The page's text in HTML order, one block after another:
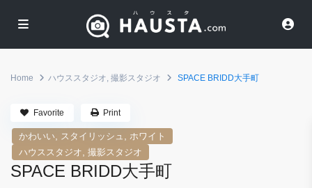
Home ハウススタジオ,撮影スタジオ SPACE BRIDD大手町
かわいい スタイリッシュ
ホワイト
ハウススタジオ ,撮影スタジオ
SPACE BRIDD大手町
Favorite Print